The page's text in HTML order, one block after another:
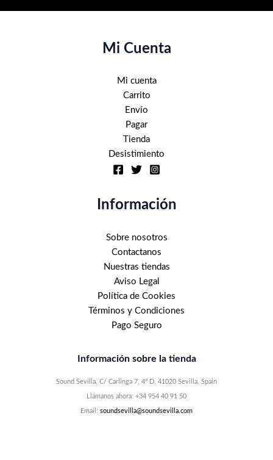
de
Mi Cuenta
Mi cuenta
Carrito
Envío
Pagar
Tienda
Desistimiento
Información
Sobre nosotros
Contactanos
Nuestras tiendas
Aviso Legal
Política de Cookies
Términos y Condiciones
Pago Seguro
Información sobre la tienda
Sound Sevilla, C/ Carlinga 7, 4º D, 41020 Sevilla, Spain
Llámanos ahora: +34 954 40 91 50
Email: soundsevilla@soundsevilla.com